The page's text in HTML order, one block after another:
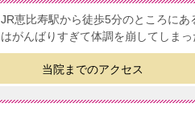
JR恵比寿駅から徒歩5分のところに
はがんばりすぎて体調を崩してしま
当院までのアクセス